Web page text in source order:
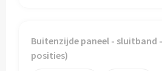
Buitenzijde paneel - sluitband
posities)